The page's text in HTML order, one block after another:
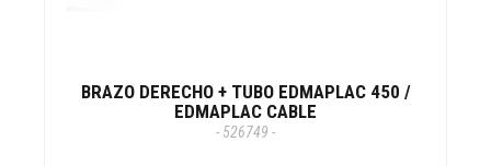
BRAZO DERECHO + TUBO EDMAPLAC 450 /
EDMAPLAC CABLE
- 526749 -